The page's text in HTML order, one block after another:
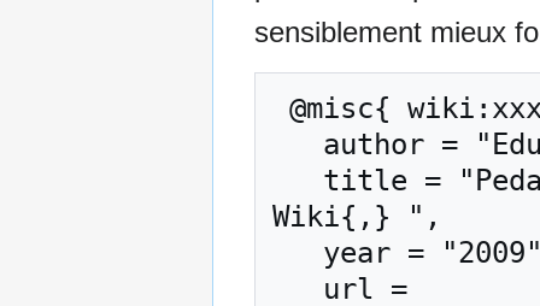
sensiblement mieux
Wiki{,} ",